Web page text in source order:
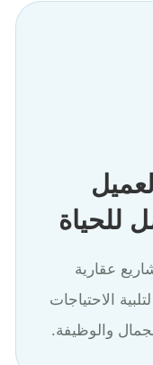
للحياة
عقارية
الاحتياجات
والوظيفة.